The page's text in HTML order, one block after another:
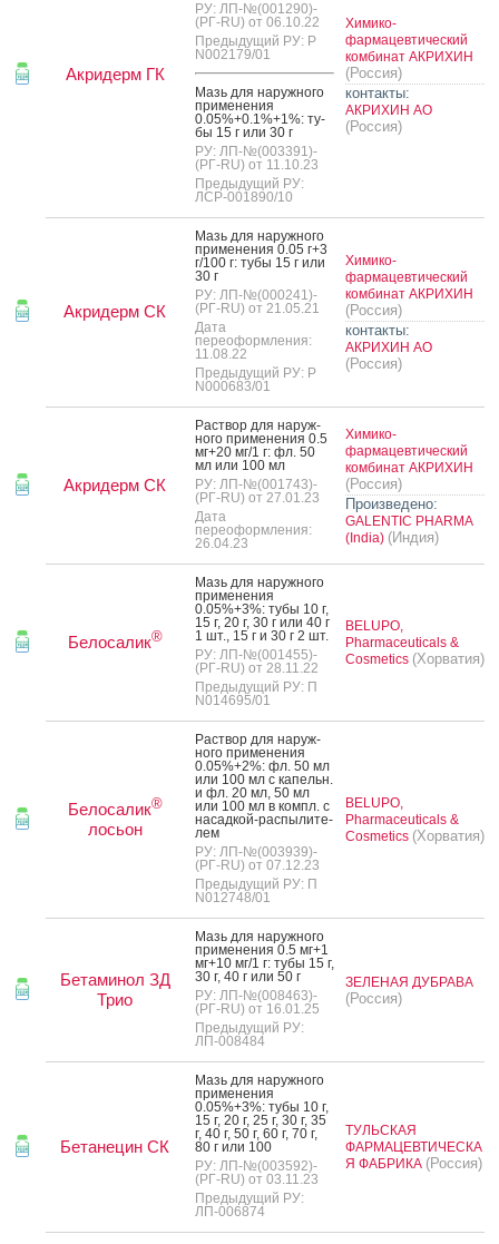
Акридерм ГК
РУ: ЛП-№(001290)-
(РГ-RU) от 06.10.22
Предыдущий РУ: Р
N002179/01
Мазь для на­руж­но­го
при­мене­ния
0.05%+0.1%+1%: ту­
бы 15 г или 30 г
РУ: ЛП-№(003391)-
(РГ-RU) от 11.10.23
Предыдущий РУ:
ЛСР-001890/10
Химико-
фармацевтический
комбинат АКРИХИН
(Россия)
контакты:
АКРИХИН АО
(Россия)
Акридерм СК
Мазь для на­руж­но­го
при­мене­ния 0.05 г+3
г/100 г: ту­бы 15 г или
30 г
РУ: ЛП-№(000241)-
(РГ-RU) от 21.05.21
Дата
переоформления:
11.08.22
Предыдущий РУ: Р
N000683/01
Химико-
фармацевтический
комбинат АКРИХИН
(Россия)
контакты:
АКРИХИН АО
(Россия)
Акридерм СК
Рас­твор для на­руж­
но­го при­мене­ния 0.5
мг+20 мг/1 г: фл. 50
мл или 100 мл
РУ: ЛП-№(001743)-
(РГ-RU) от 27.01.23
Дата
переоформления:
26.04.23
Химико-
фармацевтический
комбинат АКРИХИН
(Россия)
Произведено:
GALENTIC PHARMA
(India) (Индия)
Белосалик®
Мазь для на­руж­но­го
при­мене­ния
0.05%+3%: ту­бы 10 г,
15 г, 20 г, 30 г или 40 г
1 шт., 15 г и 30 г 2 шт.
РУ: ЛП-№(001455)-
(РГ-RU) от 28.11.22
Предыдущий РУ: П
N014695/01
BELUPO,
Pharmaceuticals &
Cosmetics (Хорватия)
Белосалик®
лосьон
Рас­твор для на­руж­
но­го при­мене­ния
0.05%+2%: фл. 50 мл
или 100 мл с ка­пельн.
и фл. 20 мл, 50 мл
или 100 мл в компл. с
на­сад­кой-рас­пы­лите­
лем
РУ: ЛП-№(003939)-
(РГ-RU) от 07.12.23
Предыдущий РУ: П
N012748/01
BELUPO,
Pharmaceuticals &
Cosmetics (Хорватия)
Бетаминол ЗД
Трио
Мазь для на­руж­но­го
при­мене­ния 0.5 мг+1
мг+10 мг/1 г: ту­бы 15 г,
30 г, 40 г или 50 г
РУ: ЛП-№(008463)-
(РГ-RU) от 16.01.25
Предыдущий РУ:
ЛП-008484
ЗЕЛЕНАЯ ДУБРАВА
(Россия)
Бетанецин СК
Мазь для на­руж­но­го
при­мене­ния
0.05%+3%: ту­бы 10 г,
15 г, 20 г, 25 г, 30 г, 35
г, 40 г, 50 г, 60 г, 70 г,
80 г или 100
РУ: ЛП-№(003592)-
(РГ-RU) от 03.11.23
Предыдущий РУ:
ЛП-006874
ТУЛЬСКАЯ
ФАРМАЦЕВТИЧЕСКА
Я ФАБРИКА (Россия)